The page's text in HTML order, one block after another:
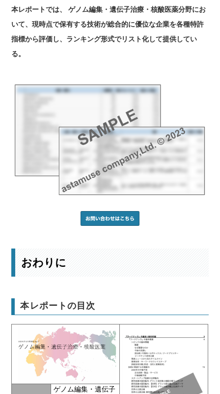
本レポートでは、 ゲノム編集・遺伝子治療・核酸医薬分野にお
いて、現時点で保有する技術が総合的に優位な企業を各種特許
指標から評価し、ランキング形式でリスト化して提供してい
る。
おわりに
本レポートの目次
ゲノム編集・遺伝子